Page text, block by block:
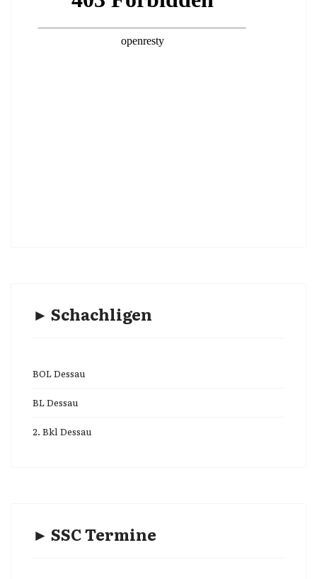
► Schachligen
BOL Dessau
BL Dessau
2. Bkl Dessau
► SSC Termine